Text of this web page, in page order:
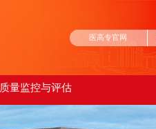
医高专官网
质量监控与评估